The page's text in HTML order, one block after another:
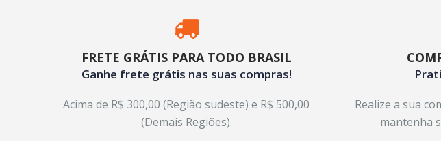
FRETE GRÁTIS PARA TODO BRASIL
Ganhe frete grátis nas suas compras!
Acima de R$ 300,00 (Região sudeste) e R$ 500,00
(Demais Regiões).
Realize a sua
mantenha